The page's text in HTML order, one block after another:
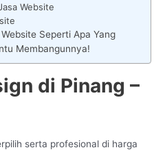
Website
Seperti Apa Yang
Membangunnya!
di Pinang –
serta profesional di harga